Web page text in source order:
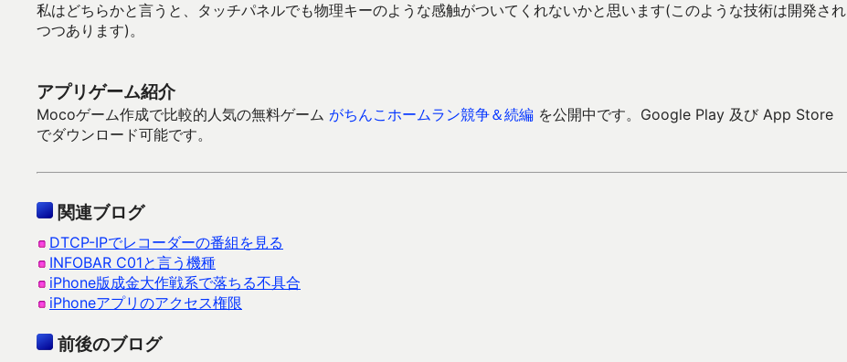
私はどちらかと言うと、タッチパネルでも物理キーのような感触がついてくれないかと思います(このような技術は開発され
つつあります)。
アプリゲーム紹介
Mocoゲーム作成で比較的人気の無料ゲーム がちんこホームラン競争＆続編 を公開中です。Google Play 及び App Store
でダウンロード可能です。
関連ブログ
DTCP-IPでレコーダーの番組を見る
INFOBAR C01と言う機種
iPhone版成金大作戦系で落ちる不具合
iPhoneアプリのアクセス権限
前後のブログ